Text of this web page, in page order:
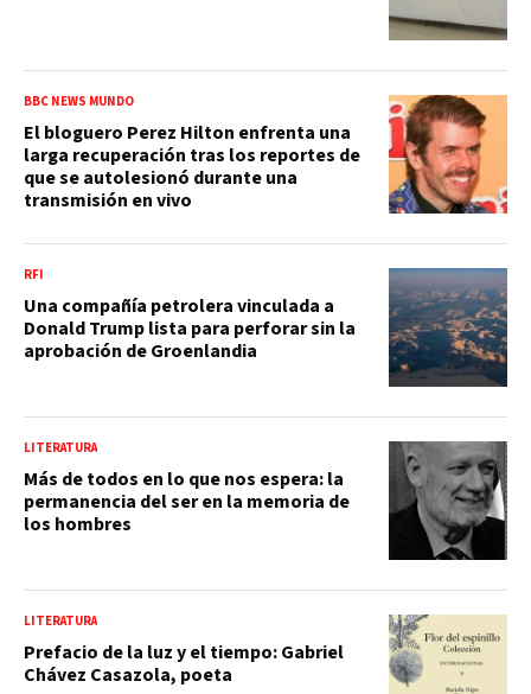
BBC NEWS MUNDO
El bloguero Perez Hilton enfrenta una
larga recuperación tras los reportes de
que se autolesionó durante una
transmisión en vivo
RFI
Una compañía petrolera vinculada a
Donald Trump lista para perforar sin la
aprobación de Groenlandia
LITERATURA
Más de todos en lo que nos espera: la
permanencia del ser en la memoria de
los hombres
LITERATURA
Prefacio de la luz y el tiempo: Gabriel
Chávez Casazola, poeta